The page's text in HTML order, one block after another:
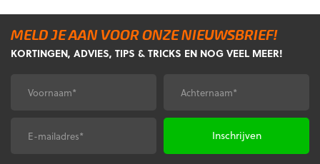
variaties.
Deze
optie
worden
productpagina
MELD JE AAN VOOR ONZE NIEUWSBRIEF!
KORTINGEN, ADVIES, TIPS & TRICKS EN NOG VEEL MEER!
Voornaam* Achternaam*